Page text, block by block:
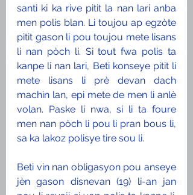
santi ki ka rive pitit la nan lari anba
men polis blan. Li toujou ap egzòte
pitit gason li pou toujou mete lisans
li nan pòch li. Si tout fwa polis ta
kanpe li nan lari, Beti konseye pitit li
mete lisans li prè devan dach
machin lan, epi mete de men li anlè
volan. Paske li nwa, si li ta foure
men nan pòch li pou li pran bous li,
sa ka lakoz polisye tire sou li.
Beti vin nan obligasyon pou anseye
jèn gason disnevan (19) li-an jan